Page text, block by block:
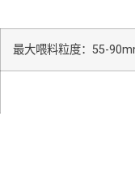
最大喂料粒度：55-